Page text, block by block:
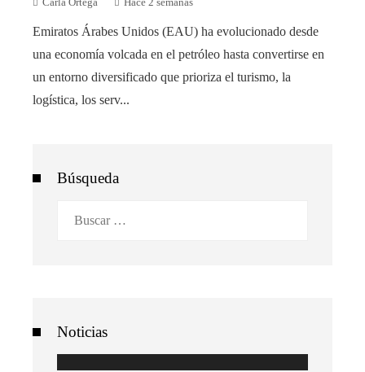
Emiratos Árabes Unidos (EAU) ha evolucionado desde
una economía volcada en el petróleo hasta convertirse en
un entorno diversificado que prioriza el turismo, la
logística, los serv...
Búsqueda
Noticias